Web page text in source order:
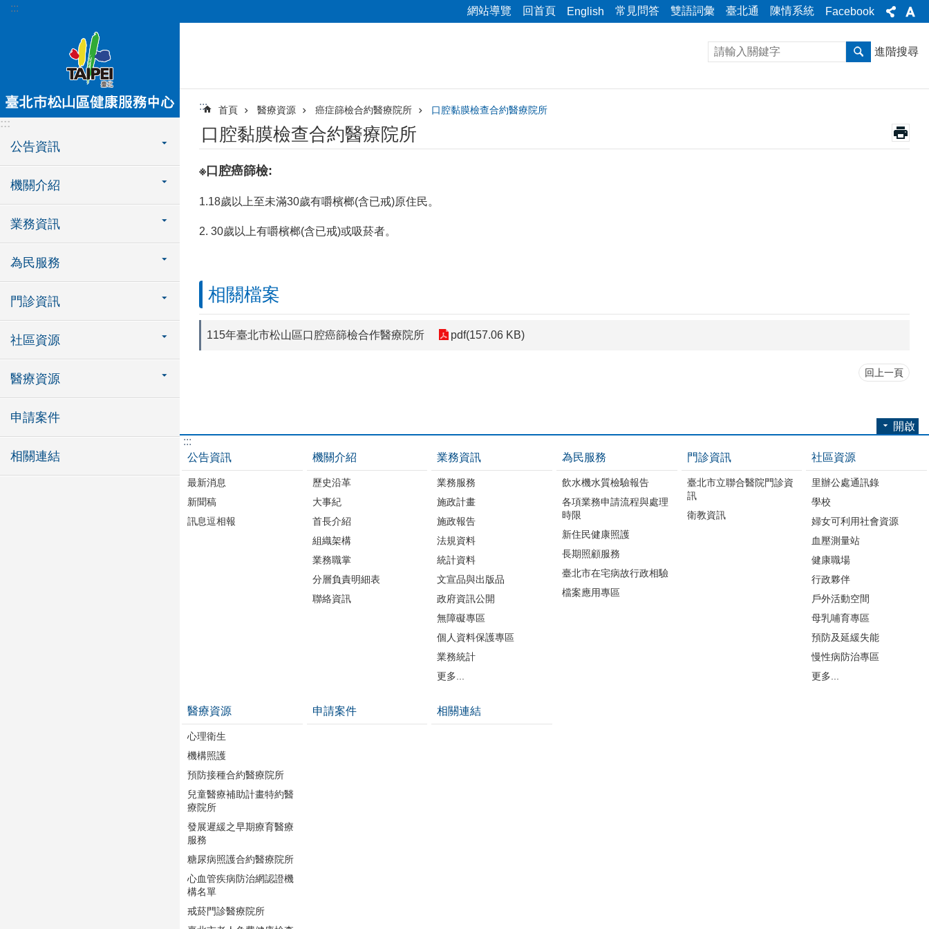
跳到主要內容區塊
::: 網站導覽 回首頁 English 常見問答 雙語詞彙 臺北通 陳情系統 Facebook
:::
公告資訊
機關介紹
業務資訊
為民服務
門診資訊
社區資源
醫療資源
申請案件
相關連結
進階搜尋
::: 首頁 醫療資源 癌症篩檢合約醫療院所 口腔黏膜檢查合約醫療院所
口腔黏膜檢查合約醫療院所
※口腔癌篩檢:
1.18歲以上至未滿30歲有嚼檳榔(含已戒)原住民。
2. 30歲以上有嚼檳榔(含已戒)或吸菸者。
相關檔案
115年臺北市松山區口腔癌篩檢合作醫療院所 pdf(157.06 KB)
回上一頁
開啟
:::
公告資訊
最新消息
新聞稿
訊息逗相報
機關介紹
歷史沿革
大事紀
首長介紹
組織架構
業務職掌
分層負責明細表
聯絡資訊
業務資訊
業務服務
施政計畫
施政報告
法規資料
統計資料
文宣品與出版品
政府資訊公開
無障礙專區
個人資料保護專區
業務統計
更多...
為民服務
飲水機水質檢驗報告
各項業務申請流程與處理
時限
新住民健康照護
長期照顧服務
臺北市在宅病故行政相驗
檔案應用專區
門診資訊
臺北市立聯合醫院門診資
訊
衛教資訊
社區資源
里辦公處通訊錄
學校
婦女可利用社會資源
血壓測量站
健康職場
行政夥伴
戶外活動空間
母乳哺育專區
預防及延緩失能
慢性病防治專區
更多...
醫療資源
心理衛生
機構照護
預防接種合約醫療院所
兒童醫療補助計畫特約醫
療院所
發展遲緩之早期療育醫療
服務
糖尿病照護合約醫療院所
心血管疾病防治網認證機
構名單
戒菸門診醫療院所
申請案件 相關連結